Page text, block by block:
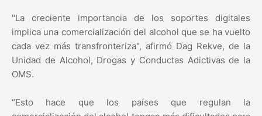
"La creciente importancia de los soportes digitales
implica una comercialización del alcohol que se ha vuelto
cada vez más transfronteriza", afirmó Dag Rekve, de la
Unidad de Alcohol, Drogas y Conductas Adictivas de la
OMS.
“Esto hace que los países que regulan la